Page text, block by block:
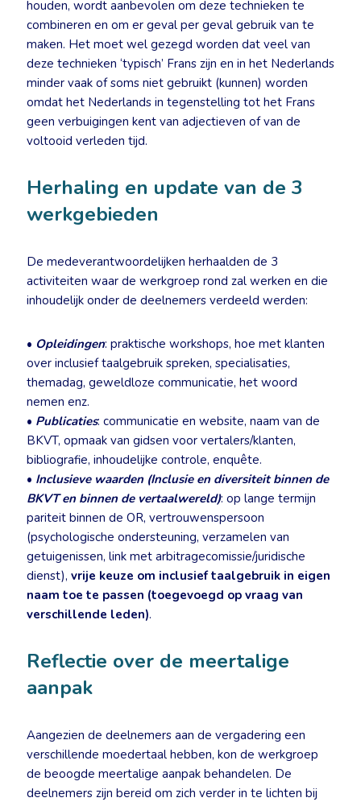
houden, wordt aanbevolen om deze technieken te
combineren en om er geval per geval gebruik van te
maken. Het moet wel gezegd worden dat veel van
deze technieken ‘typisch’ Frans zijn en in het Nederlands
minder vaak of soms niet gebruikt (kunnen) worden
omdat het Nederlands in tegenstelling tot het Frans
geen verbuigingen kent van adjectieven of van de
voltooid verleden tijd.
Herhaling en update van de 3
werkgebieden
De medeverantwoordelijken herhaalden de 3
activiteiten waar de werkgroep rond zal werken en die
inhoudelijk onder de deelnemers verdeeld werden:
• Opleidingen: praktische workshops, hoe met klanten
over inclusief taalgebruik spreken, specialisaties,
themadag, geweldloze communicatie, het woord
nemen enz.
• Publicaties: communicatie en website, naam van de
BKVT, opmaak van gidsen voor vertalers/klanten,
bibliografie, inhoudelijke controle, enquête.
• Inclusieve waarden (Inclusie en diversiteit binnen de
BKVT en binnen de vertaalwereld): op lange termijn
pariteit binnen de OR, vertrouwenspersoon
(psychologische ondersteuning, verzamelen van
getuigenissen, link met arbitragecomissie/juridische
dienst), vrije keuze om inclusief taalgebruik in eigen
naam toe te passen (toegevoegd op vraag van
verschillende leden).
Reflectie over de meertalige
aanpak
Aangezien de deelnemers aan de vergadering een
verschillende moedertaal hebben, kon de werkgroep
de beoogde meertalige aanpak behandelen. De
deelnemers zijn bereid om zich verder in te lichten bij